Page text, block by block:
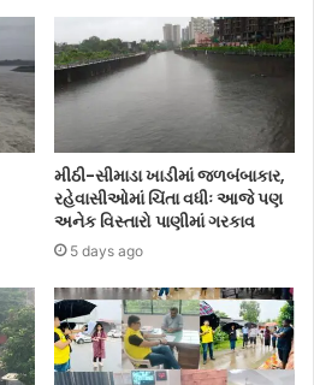
મીઠી-સીમાડા ખાડીમાં જળબંબાકાર,
રહેવાસીઓમાં ચિંતા વધીઃ આજે પણ
અનેક વિસ્તારો પાણીમાં ગરકાવ
5 days ago